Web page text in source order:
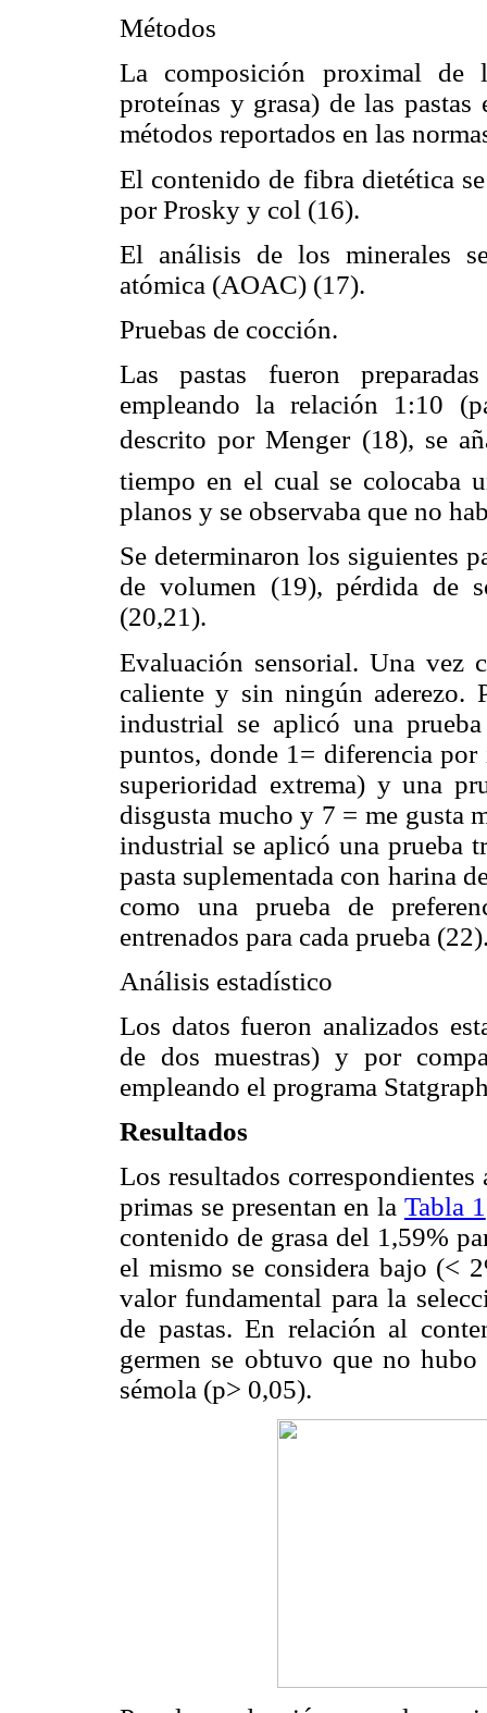
Métodos
La composición proximal de
proteínas y grasa) de las pastas
métodos reportados en las
El contenido de fibra dietética
por Prosky y col (16).
El análisis de los minerales
atómica (AOAC) (17).
Pruebas de cocción.
Las pastas fueron
empleando la relación 1:10
descrito por Menger (18), se
tiempo en el cual se colocaba
planos y se observaba que no
Se determinaron los siguientes
de volumen (19), pérdida de
(20,21).
Evaluación sensorial. Una vez
caliente y sin ningún aderezo.
industrial se aplicó una
puntos, donde 1= diferencia
superioridad extrema) y una
disgusta mucho y 7 = me gusta
industrial se aplicó una prueba
pasta suplementada con harina
como una prueba de
entrenados para cada prueba
Análisis estadístico
Los datos fueron analizados
de dos muestras) y por
empleando el programa
Resultados
Los resultados
primas se presentan en la Tabla 1
contenido de grasa del 1,59%
el mismo se considera bajo (<
valor fundamental para la
de pastas. En relación al
germen se obtuvo que no
sémola (p> 0,05).